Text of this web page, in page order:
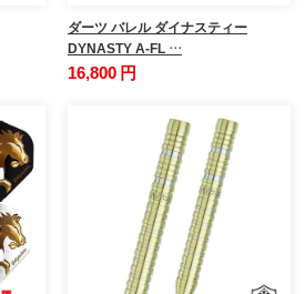
ダーツ バレル ダイナスティー
DYNASTY A-FL …
16,800 円